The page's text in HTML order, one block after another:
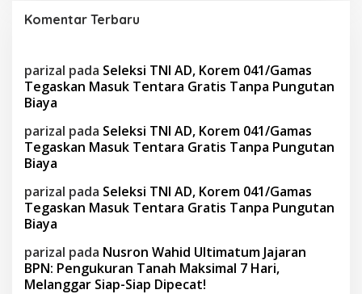
Komentar Terbaru
parizal pada Seleksi TNI AD, Korem 041/Gamas
Tegaskan Masuk Tentara Gratis Tanpa Pungutan
Biaya
parizal pada Seleksi TNI AD, Korem 041/Gamas
Tegaskan Masuk Tentara Gratis Tanpa Pungutan
Biaya
parizal pada Seleksi TNI AD, Korem 041/Gamas
Tegaskan Masuk Tentara Gratis Tanpa Pungutan
Biaya
parizal pada Nusron Wahid Ultimatum Jajaran
BPN: Pengukuran Tanah Maksimal 7 Hari,
Melanggar Siap-Siap Dipecat!